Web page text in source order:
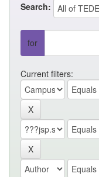
Search:
for
Current filters: